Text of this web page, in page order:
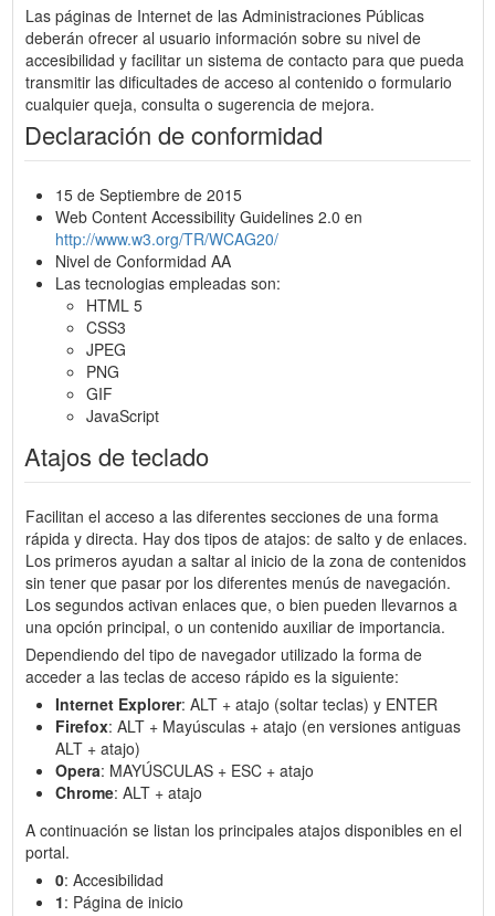
Las páginas de Internet de las Administraciones Públicas
deberán ofrecer al usuario información sobre su nivel de
accesibilidad y facilitar un sistema de contacto para que pueda
transmitir las dificultades de acceso al contenido o formulario
cualquier queja, consulta o sugerencia de mejora.
Declaración de conformidad
15 de Septiembre de 2015
Web Content Accessibility Guidelines 2.0 en
http://www.w3.org/TR/WCAG20/
Nivel de Conformidad AA
Las tecnologias empleadas son:
HTML 5
CSS3
JPEG
PNG
GIF
JavaScript
Atajos de teclado
Facilitan el acceso a las diferentes secciones de una forma
rápida y directa. Hay dos tipos de atajos: de salto y de enlaces.
Los primeros ayudan a saltar al inicio de la zona de contenidos
sin tener que pasar por los diferentes menús de navegación.
Los segundos activan enlaces que, o bien pueden llevarnos a
una opción principal, o un contenido auxiliar de importancia.
Dependiendo del tipo de navegador utilizado la forma de
acceder a las teclas de acceso rápido es la siguiente:
Internet Explorer: ALT + atajo (soltar teclas) y ENTER
Firefox: ALT + Mayúsculas + atajo (en versiones antiguas
ALT + atajo)
Opera: MAYÚSCULAS + ESC + atajo
Chrome: ALT + atajo
A continuación se listan los principales atajos disponibles en el
portal.
0: Accesibilidad
1: Página de inicio